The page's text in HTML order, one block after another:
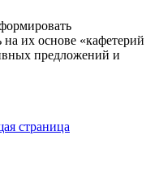
их основе «кафетерий
предложений и
страница